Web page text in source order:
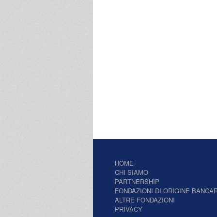
HOME
CHI SIAMO
PARTNERSHIP
FONDAZIONI DI ORIGINE
ALTRE FONDAZIONI
PRIVACY